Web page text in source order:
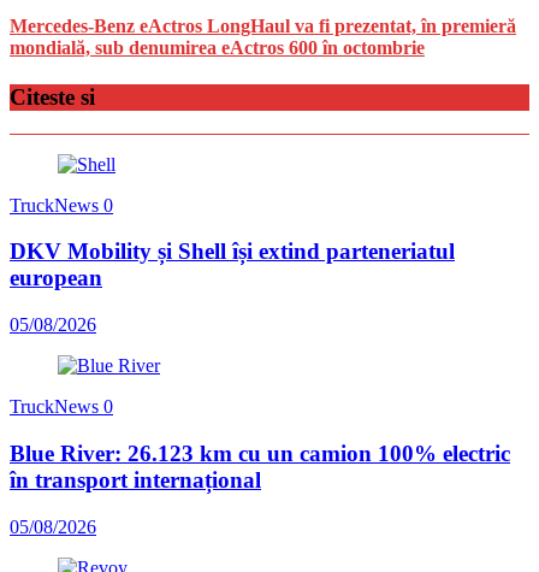
Mercedes-Benz eActros LongHaul va fi prezentat, în premieră
mondială, sub denumirea eActros 600 în octombrie
Citeste si
TruckNews 0
DKV Mobility și Shell își extind parteneriatul
european
05/08/2026
TruckNews 0
Blue River: 26.123 km cu un camion 100% electric
în transport internațional
05/08/2026